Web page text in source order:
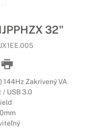
32"
144Hz Zakrivený VA
/ USB 3.0